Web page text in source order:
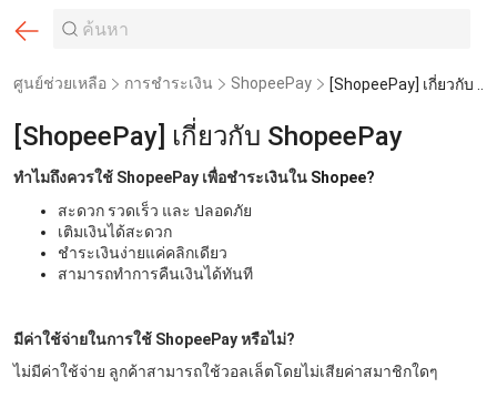
ศูนย์ช่วยเหลือ การชำระเงิน ShopeePay [ShopeePay] เกี่ยวกับ ShopeePay
[ShopeePay] เกี่ยวกับ ShopeePay
ทำไมถึงควรใช้ ShopeePay เพื่อชำระเงินใน Shopee?
สะดวก รวดเร็ว และ ปลอดภัย
เติมเงินได้สะดวก
ชำระเงินง่ายแค่คลิกเดียว
สามารถทำการคืนเงินได้ทันที
มีค่าใช้จ่ายในการใช้ ShopeePay หรือไม่?
ไม่มีค่าใช้จ่าย ลูกค้าสามารถใช้วอลเล็ตโดยไม่เสียค่าสมาชิกใดๆ